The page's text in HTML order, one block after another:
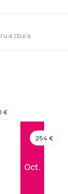
a zbura
€
Oct.
254 €